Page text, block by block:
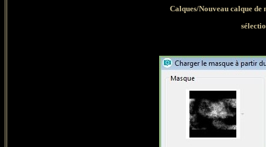
Calques/Nouveau calque